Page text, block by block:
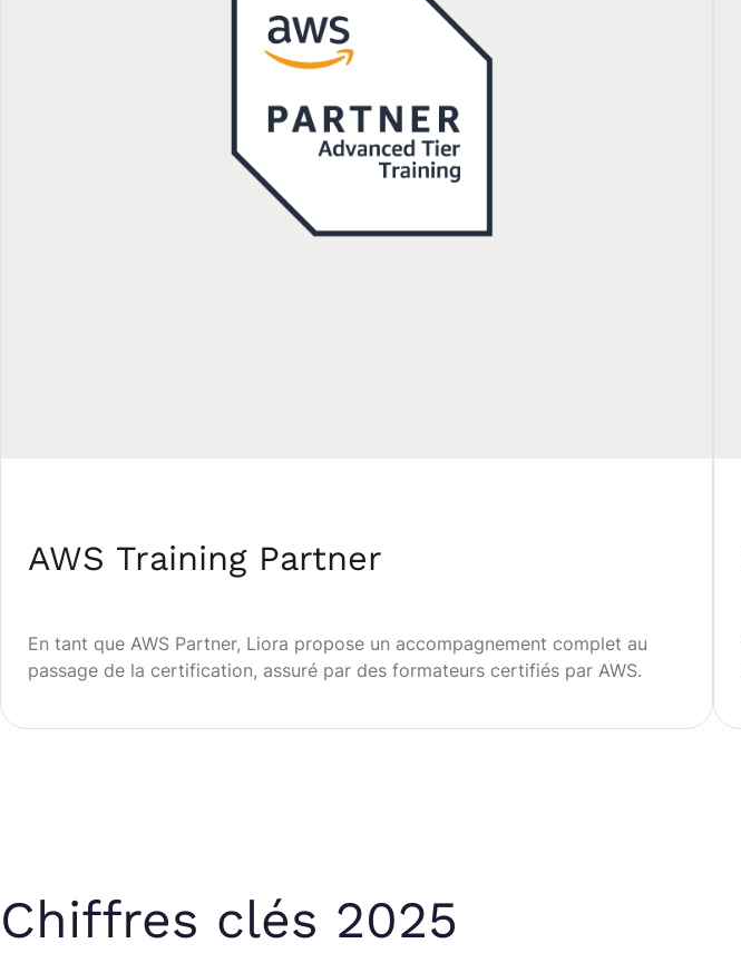
AWS Training Partner
En tant que AWS Partner, Liora propose un accompagnement complet au
passage de la certification, assuré par des formateurs certifiés par AWS.
Chiffres clés 2025